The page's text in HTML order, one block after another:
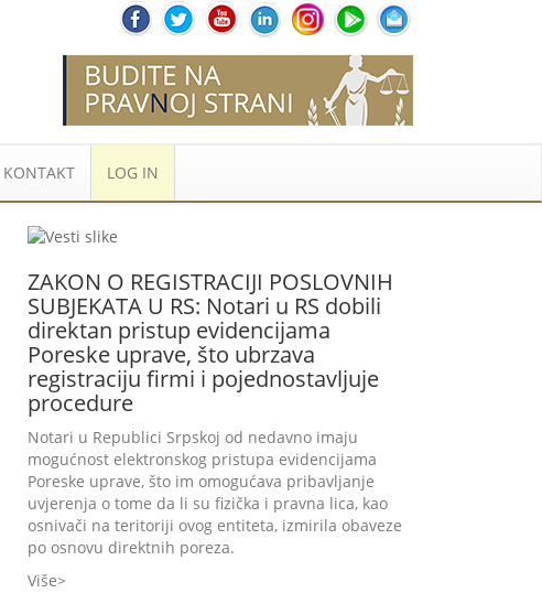
KONTAKT LOG IN
ZAKON O REGISTRACIJI POSLOVNIH
SUBJEKATA U RS: Notari u RS dobili
direktan pristup evidencijama
Poreske uprave, što ubrzava
registraciju firmi i pojednostavljuje
procedure
Notari u Republici Srpskoj od nedavno imaju
mogućnost elektronskog pristupa evidencijama
Poreske uprave, što im omogućava pribavljanje
uvjerenja o tome da li su fizička i pravna lica, kao
osnivači na teritoriji ovog entiteta, izmirila obaveze
po osnovu direktnih poreza.
Više